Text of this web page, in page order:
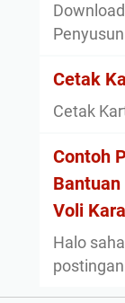
Cetak
Cetak
Contoh
Bantuan
Voli
Halo